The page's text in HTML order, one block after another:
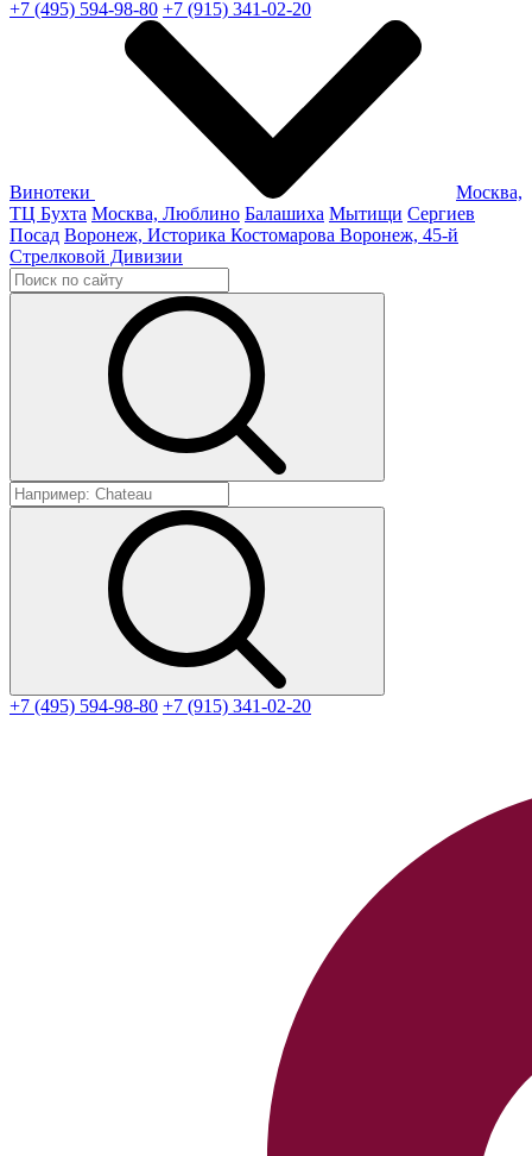
+7 (495) 594-98-80 +7 (915) 341-02-20
Винотеки
Москва,
ТЦ Бухта Москва, Люблино Балашиха Мытищи Сергиев
Посад Воронеж, Историка Костомарова Воронеж, 45-й
Стрелковой Дивизии
+7 (495) 594-98-80 +7 (915) 341-02-20